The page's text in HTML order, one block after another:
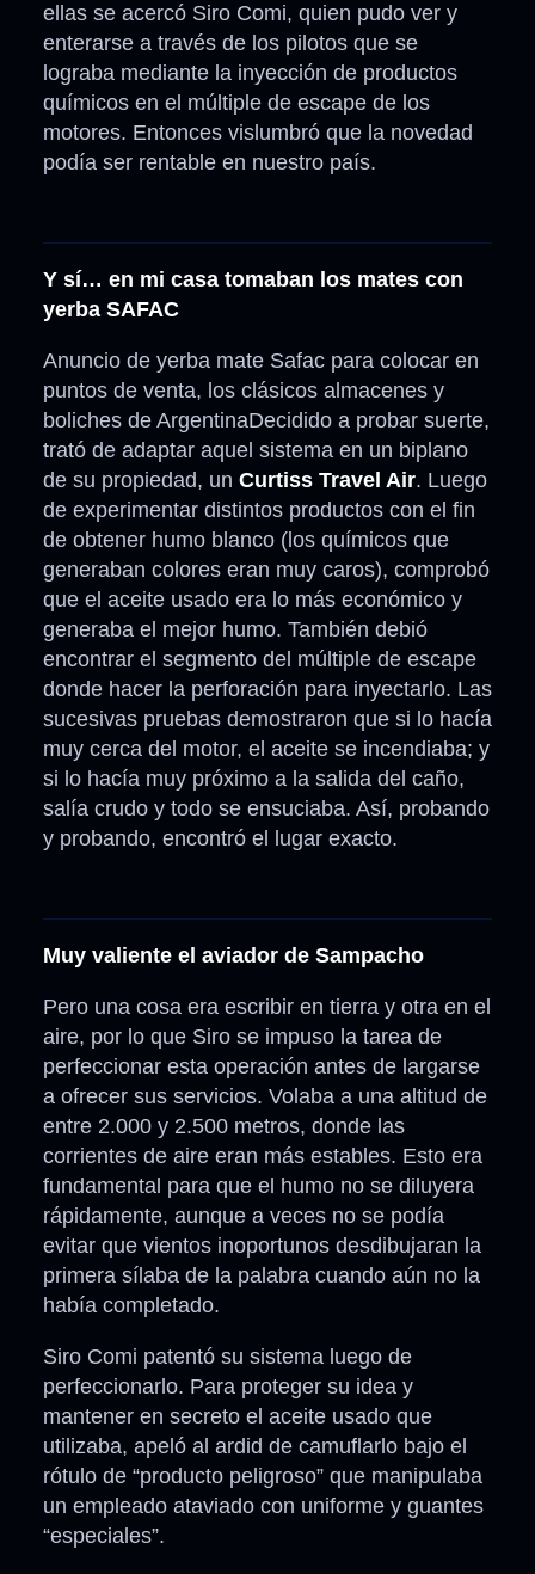
ellas se acercó Siro Comi, quien pudo ver y
enterarse a través de los pilotos que se
lograba mediante la inyección de productos
químicos en el múltiple de escape de los
motores. Entonces vislumbró que la novedad
podía ser rentable en nuestro país.
Y sí… en mi casa tomaban los mates con
yerba SAFAC
Anuncio de yerba mate Safac para colocar en
puntos de venta, los clásicos almacenes y
boliches de ArgentinaDecidido a probar suerte,
trató de adaptar aquel sistema en un biplano
de su propiedad, un Curtiss Travel Air. Luego
de experimentar distintos productos con el fin
de obtener humo blanco (los químicos que
generaban colores eran muy caros), comprobó
que el aceite usado era lo más económico y
generaba el mejor humo. También debió
encontrar el segmento del múltiple de escape
donde hacer la perforación para inyectarlo. Las
sucesivas pruebas demostraron que si lo hacía
muy cerca del motor, el aceite se incendiaba; y
si lo hacía muy próximo a la salida del caño,
salía crudo y todo se ensuciaba. Así, probando
y probando, encontró el lugar exacto.
Muy valiente el aviador de Sampacho
Pero una cosa era escribir en tierra y otra en el
aire, por lo que Siro se impuso la tarea de
perfeccionar esta operación antes de largarse
a ofrecer sus servicios. Volaba a una altitud de
entre 2.000 y 2.500 metros, donde las
corrientes de aire eran más estables. Esto era
fundamental para que el humo no se diluyera
rápidamente, aunque a veces no se podía
evitar que vientos inoportunos desdibujaran la
primera sílaba de la palabra cuando aún no la
había completado.
Siro Comi patentó su sistema luego de
perfeccionarlo. Para proteger su idea y
mantener en secreto el aceite usado que
utilizaba, apeló al ardid de camuflarlo bajo el
rótulo de “producto peligroso” que manipulaba
un empleado ataviado con uniforme y guantes
“especiales”.